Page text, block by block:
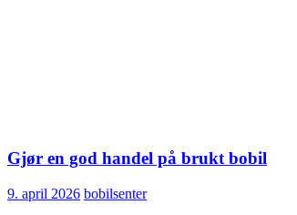
Gjør en god handel på brukt bobil
9. april 2026 bobilsenter